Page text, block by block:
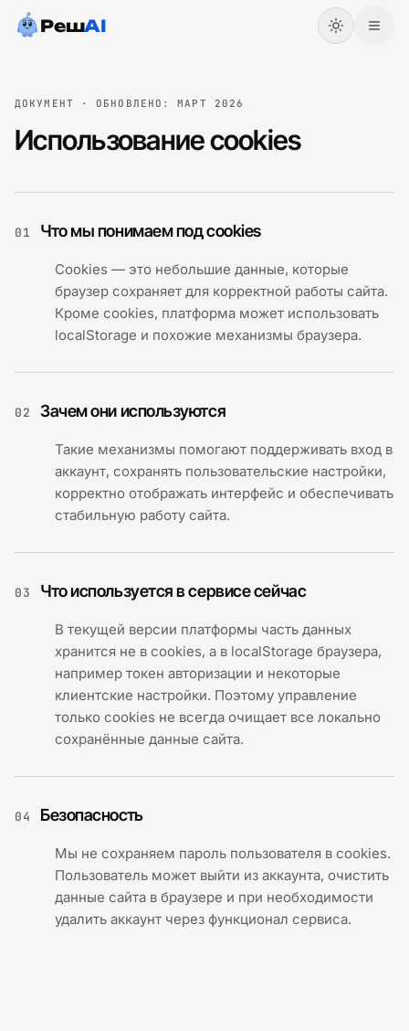
РешAI
Начать Войти
ДОКУМЕНТ · ОБНОВЛЕНО:МАРТ 2026
Использование cookies
01 Что мы понимаем под cookies
Cookies — это небольшие данные, которые
браузер сохраняет для корректной работы сайта.
Кроме cookies, платформа может использовать
localStorage и похожие механизмы браузера.
02 Зачем они используются
Такие механизмы помогают поддерживать вход в
аккаунт, сохранять пользовательские настройки,
корректно отображать интерфейс и обеспечивать
стабильную работу сайта.
03 Что используется в сервисе сейчас
В текущей версии платформы часть данных
хранится не в cookies, а в localStorage браузера,
например токен авторизации и некоторые
клиентские настройки. Поэтому управление
только cookies не всегда очищает все локально
сохранённые данные сайта.
04 Безопасность
Мы не сохраняем пароль пользователя в cookies.
Пользователь может выйти из аккаунта, очистить
данные сайта в браузере и при необходимости
удалить аккаунт через функционал сервиса.